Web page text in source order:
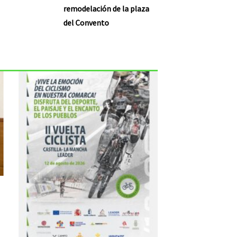
remodelación de la plaza
del Convento